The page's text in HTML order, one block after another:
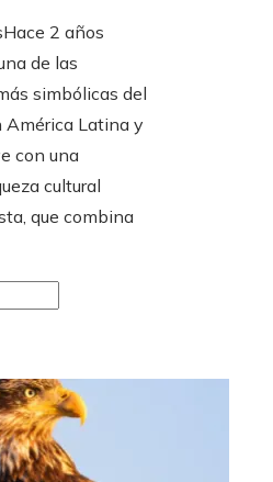
Hace 2 años
de las
simbólicas del
América Latina y
con una
cultural
que combina